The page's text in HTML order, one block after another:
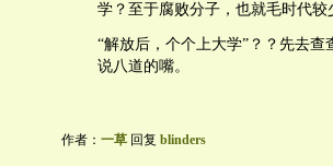
学？至于腐败分子，也就毛时代较
“解放后，个个上大学”？？先去
说八道的嘴。
作者： 一草 回复 blinders